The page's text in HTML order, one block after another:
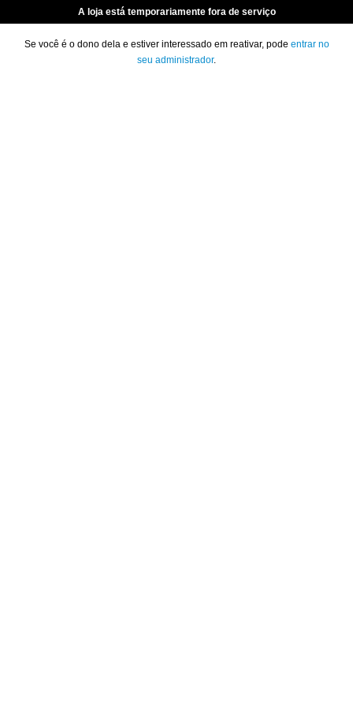
A loja está temporariamente fora de serviço
Se você é o dono dela e estiver interessado em reativar, pode entrar no
seu administrador.